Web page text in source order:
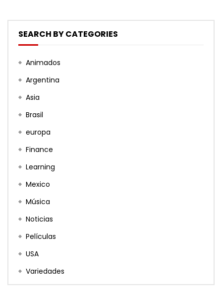
SEARCH BY CATEGORIES
Animados
Argentina
Asia
Brasil
europa
Finance
Learning
Mexico
Música
Noticias
Películas
USA
Variedades